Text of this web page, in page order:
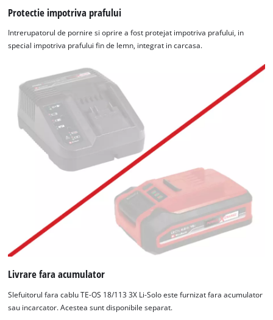
Protectie impotriva prafului
Intrerupatorul de pornire si oprire a fost protejat impotriva prafului, in
special impotriva prafului fin de lemn, integrat in carcasa.
Livrare fara acumulator
Slefuitorul fara cablu TE-OS 18/113 3X Li-Solo este furnizat fara acumulator
sau incarcator. Acestea sunt disponibile separat.